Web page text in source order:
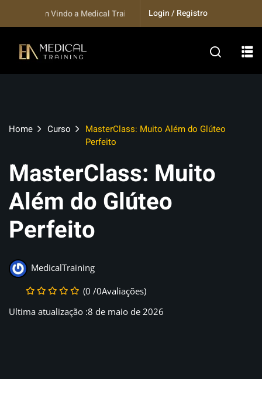
Seja bem Vindo a Medical Training... Login / Registro
Home Curso
MasterClass: Muito Além do Glúteo
Perfeito
MasterClass: Muito
Além do Glúteo
Perfeito
MedicalTraining
(0 /0Avaliações)
Ultima atualização :8 de maio de 2026